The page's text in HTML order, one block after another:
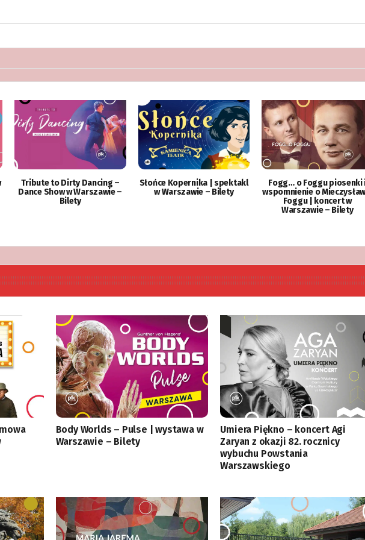
Tribute to Dirty Dancing –
Dance Show w Warszawie –
Bilety
Słońce Kopernika | spektakl
w Warszawie – Bilety
Fogg… o Foggu piosenki
wspomnienie o
Foggu | koncert w
Warszawie – Bilety
Body Worlds – Pulse | wystawa w
Warszawie – Bilety
Umiera Piękno – koncert Agi
Zaryan z okazji 82. rocznicy
wybuchu Powstania
Warszawskiego